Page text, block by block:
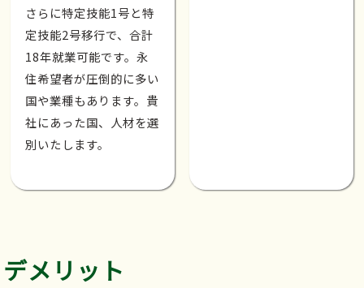
さらに特定技能1号と特
定技能2号移行で、合計
18年就業可能です。永
住希望者が圧倒的に多い
国や業種もあります。貴
社にあった国、人材を選
別いたします。
デメリット